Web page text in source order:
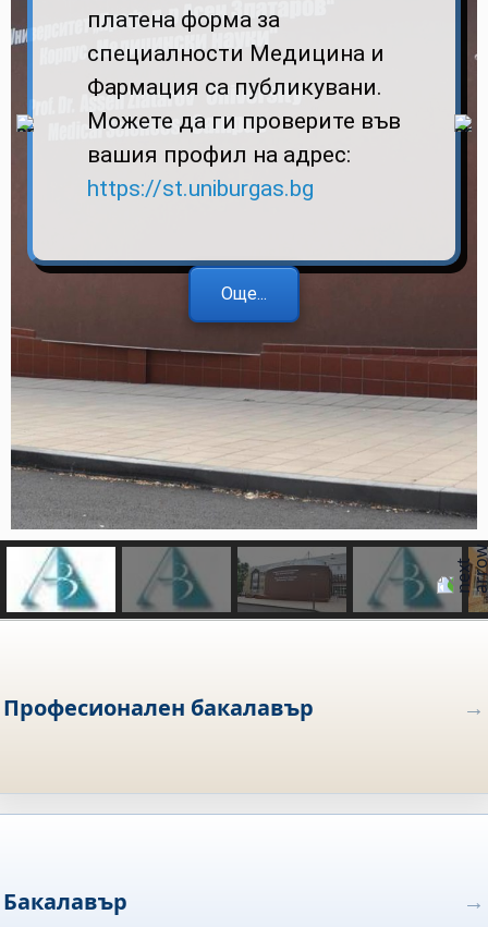
платена форма за
специалности Медицина и
Фармация са публикувани.
Можете да ги проверите във
вашия профил на адрес:
https://st.uniburgas.bg
Още...
Професионален бакалавър
Бакалавър